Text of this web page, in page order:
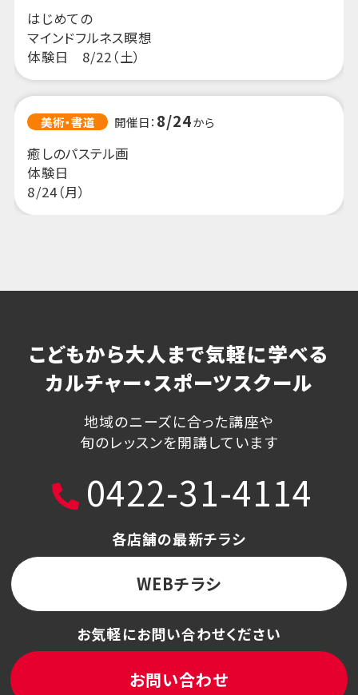
こどもから大人まで気軽に学べる
カルチャー・スポーツスクール
地域のニーズに合った講座や
旬のレッスンを開講しています
0422-31-4114
各店舗の最新チラシ
WEBチラシ
お気軽にお問い合わせください
お問い合わせ